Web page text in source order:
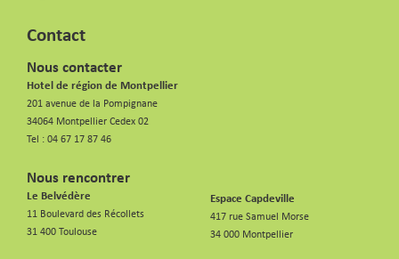
Contact
Nous contacter
Hotel de région de Montpellier
201 avenue de la Pompignane
34064 Montpellier Cedex 02
Tel : 04 67 17 87 46
Nous rencontrer
Le Belvédère
11 Boulevard des Récollets
31 400 Toulouse
Espace Capdeville
417 rue Samuel Morse
34 000 Montpellier